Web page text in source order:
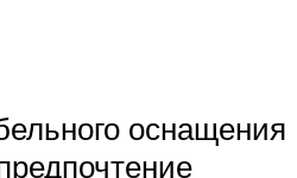
оснащения